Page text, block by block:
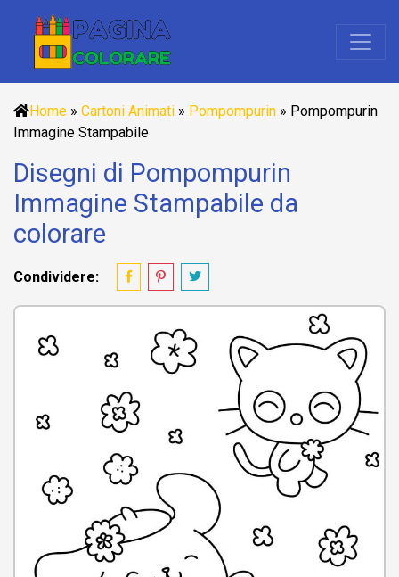
Home » Cartoni Animati » Pompompurin » Pompompurin
Immagine Stampabile
Disegni di Pompompurin
Immagine Stampabile da
colorare
Condividere: